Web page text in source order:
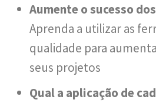
Aumente o sucesso
Aprenda a utilizar as
qualidade para
seus projetos
Qual a aplicação de